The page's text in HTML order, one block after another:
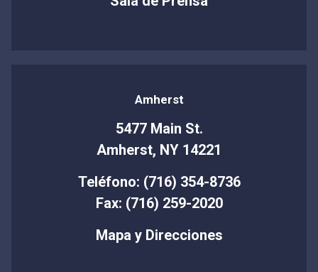
Amherst
5477 Main St.
Amherst, NY 14221
Teléfono: (716) 354-8736
Fax: (716) 259-2020
Mapa y Direcciones